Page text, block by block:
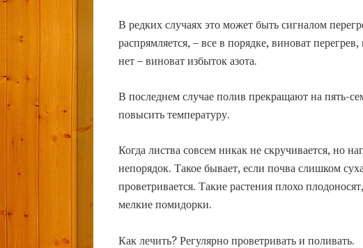
В редких случаях это может быть сигналом
распрямляется, – все в порядке, виноват
нет – виноват избыток азота.
В последнем случае полив прекращают на пять-
повысить температуру.
Когда листва совсем никак не скручивается, но
непорядок. Такое бывает, если почва слишком
проветривается. Такие растения плохо
мелкие помидорки.
Как лечить? Регулярно проветривать и поливать.